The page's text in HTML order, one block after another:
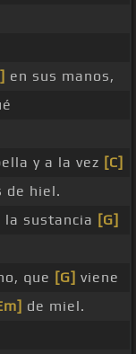
en sus manos,
y a la vez [C]
de hiel.
sustancia [G]
que [G] viene
de miel.